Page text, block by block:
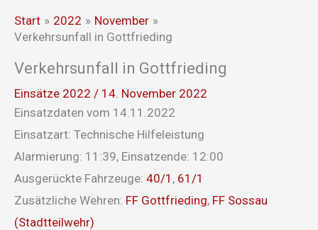
Start 2022
November
Verkehrsunfall in Gottfrieding
Verkehrsunfall in Gottfrieding
Einsätze 2022 / 14. November 2022
Einsatzdaten vom 14.11.2022
Einsatzart: Technische Hilfeleistung
Alarmierung: 11:39, Einsatzende: 12:00
Ausgerückte Fahrzeuge: 40/1 , 61/1
Zusätzliche Wehren: FF Gottfrieding, FF Sossau
(Stadtteilwehr)